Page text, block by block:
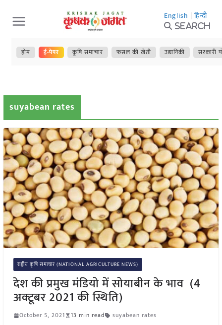
Skip
to
content
English | हिन्दी
Search
होम ई-पेपर कृषि समाचार फसल की खेती उद्यानिकी सरकारी
suyabean rates
राष्ट्रीय कृषि समाचार (NATIONAL AGRICULTURE NEWS)
देश की प्रमुख मंडियो में सोयाबीन के भाव (4
अक्टूबर 2021 की स्थिति)
October 5, 2021 13 min read suyabean rates